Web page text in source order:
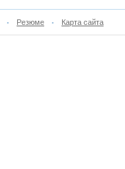
• Резюме • Карта сайта